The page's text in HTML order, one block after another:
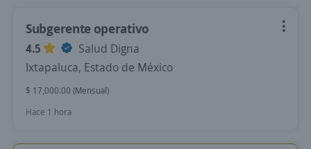
Subgerente operativo
4.5
Salud Digna
Ixtapaluca, Estado de México
$ 17,000.00 (Mensual)
Hace 1 hora